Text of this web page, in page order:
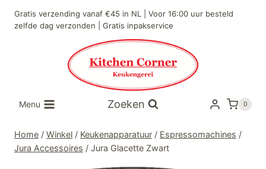
naar
Gratis verzending vanaf €45 in NL | Voor 16:00 uur besteld
zelfde dag verzonden | Gratis inpakservice
Menu Zoeken 0
Home / Winkel / Keukenapparatuur / Espressomachines /
Jura Accessoires / Jura Glacette Zwart